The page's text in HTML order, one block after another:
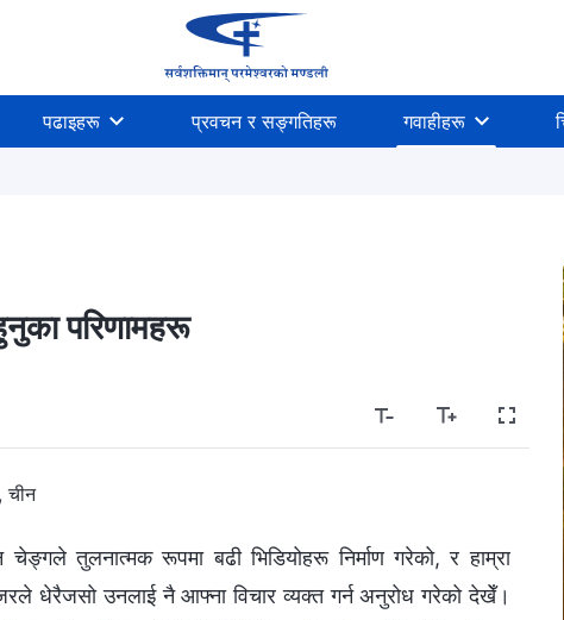
पढाइहरू प्रवचन र सङ्गतिहरू गवाहीहरू
परिणामहरू
चीन
तुलनात्मक रूपमा बढी भिडियोहरू निर्माण गरेको, र हाम्रा
धेरैजसो उनलाई नै आफ्ना विचार व्यक्त गर्न अनुरोध गरेको देखेँ।